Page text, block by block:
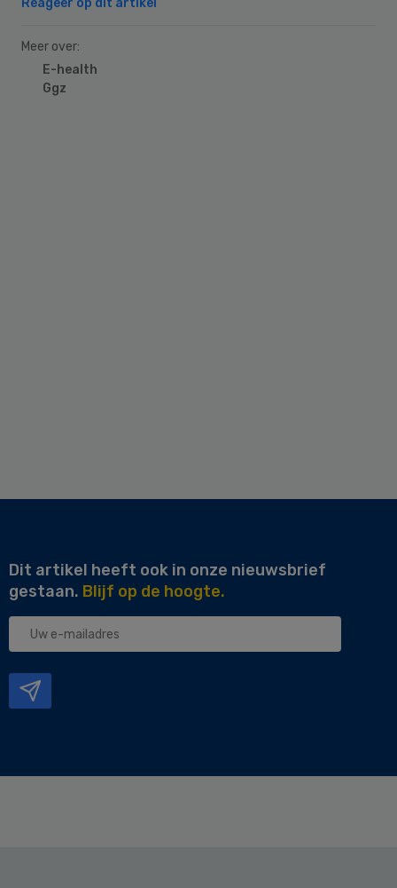
Meer over:
E-health
Ggz
Dit artikel heeft ook in onze nieuwsbrief
gestaan. Blijf op de hoogte.
Uw